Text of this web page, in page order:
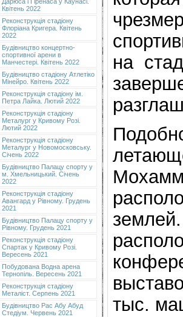
Квітень 2022
Реконструкція стадіону
Флоріана Кригера. Квітень
2022
Будівництво концертно-
спортивної арени в
Манчестері. Квітень 2022
Будівництво стадіону Атлетіко
Мінейро. Квітень 2022
Реконструкція стадіону ім.
Петра Лайка. Лютий 2022
Реконструкція стадіону
Металург у Кривому Розі.
Лютий 2022
Реконструкція стадіону
Металург у Новомосковську.
Січень 2022
Будівництво Палацу спорту у
м. Хмельницький. Січень
2022
Реконструкція стадіону
Авангард у Рівному. Грудень
2021
Будівництво Палацу спорту у
Рівному. Грудень 2021
Реконструкція стадіону
Спартак у Кривому Розі.
Вересень 2021
Побудована Водна арена
Тернопіль. Вересень 2021
Реконструкція стадіону
Металіст. Серпень 2021
Будівництво Рас Абу Абуд
Стедіум. Червень 2021
на
тыс.